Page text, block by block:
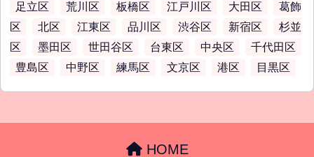
足立区 荒川区 板橋区 江戸川区 大田区
葛飾
区
北区 江東区 品川区 渋谷区 新宿区
杉並
区
墨田区 世田谷区 台東区 中央区
千代田区
豊島区
中野区 練馬区 文京区 港区 目黒区
HOME